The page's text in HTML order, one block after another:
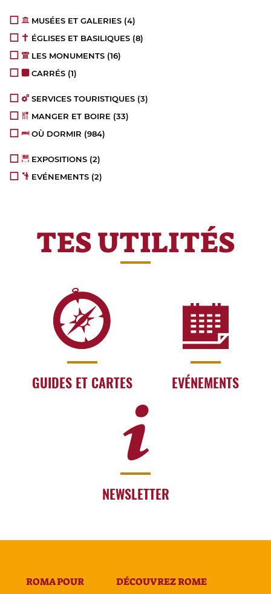
MUSÉES ET GALERIES (4)
ÉGLISES ET BASILIQUES (8)
LES MONUMENTS (16)
CARRÉS (1)
SERVICES TOURISTIQUES (3)
MANGER ET BOIRE (33)
OÙ DORMIR (984)
EXPOSITIONS (2)
EVÉNEMENTS (2)
TES UTILITÉS
GUIDES ET CARTES EVÉNEMENTS
NEWSLETTER
ROMA POUR DÉCOUVREZ ROME